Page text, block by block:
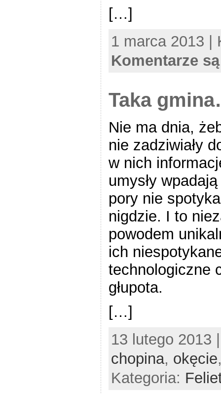
[…]
1 marca 2013 |
Komentarze
Taka
Nie ma dnia,
nie zadziwiały
w nich
umysły
pory nie
nigdzie. I to
powodem
ich
technologiczne
głupota.
[…]
13 lutego 2013
chopina, okęcie
Kategoria: